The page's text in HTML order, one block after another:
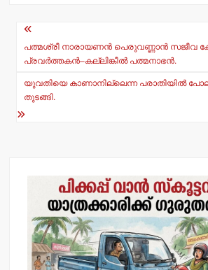
p
p
o
o
Post
navigation
പത്മശ്രീ നാരായണന്‍ പെരുവണ്ണാന്‍
പ്രവര്‍ത്തകന്‍–കല്ലിങ്കീല്‍ പത്മനാഭന്‍.
യുവതിയെ കാണാനില്ലെന്ന പരാതിയില്‍
തുടങ്ങി.